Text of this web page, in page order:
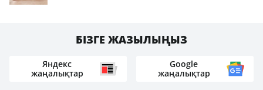
БІЗГЕ ЖАЗЫЛЫҢЫЗ
Яндекс
жаңалықтар
Google
жаңалықтар